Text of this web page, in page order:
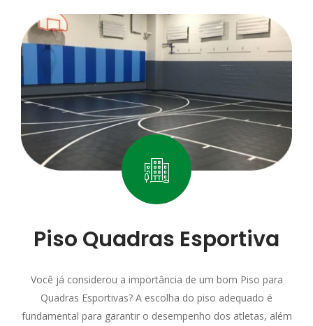
Piso Quadras Esportiva
Você já considerou a importância de um bom Piso para
Quadras Esportivas? A escolha do piso adequado é
fundamental para garantir o desempenho dos atletas, além